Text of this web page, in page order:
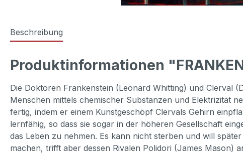
Beschreibung
Produktinformationen
Die Doktoren Frankenstein (Leonard Whitting) und Clerval
Menschen mittels chemischer Substanzen und Elektrizität
fertig, indem er einem Kunstgeschöpf Clervals Gehirn
lernfähig, so dass sie sogar in der höheren Gesellschaft
das Leben zu nehmen. Es kann nicht sterben und will
machen, trifft aber dessen Rivalen Polidori (James Mason)